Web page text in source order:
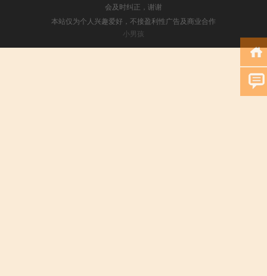
会及时纠正，谢谢
本站仅为个人兴趣爱好，不接盈利性广告及商业合作
小男孩